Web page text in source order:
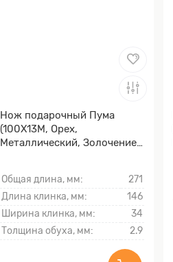
Нож подарочный Пума
(100Х13М, Орех,
Металлический, Золочение
Общая длина, мм:
271
Длина клинка, мм:
146
Ширина клинка, мм:
34
Толщина обуха, мм:
2.9